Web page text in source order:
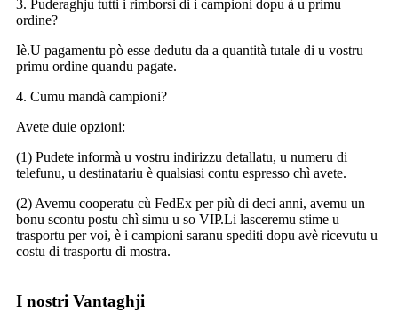
3. Puderaghju tutti i rimborsi di i campioni dopu à u primu
ordine?
Iè.U pagamentu pò esse dedutu da a quantità tutale di u vostru
primu ordine quandu pagate.
4. Cumu mandà campioni?
Avete duie opzioni:
(1) Pudete informà u vostru indirizzu detallatu, u numeru di
telefunu, u destinatariu è qualsiasi contu espresso chì avete.
(2) Avemu cooperatu cù FedEx per più di deci anni, avemu un
bonu scontu postu chì simu u so VIP.Li lasceremu stime u
trasportu per voi, è i campioni saranu spediti dopu avè ricevutu u
costu di trasportu di mostra.
I nostri Vantaghji